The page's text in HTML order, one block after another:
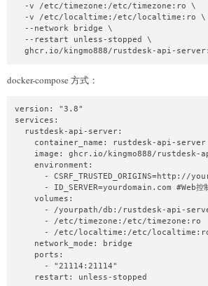
  -v /etc/timezone:/etc/timezone:ro \
  -v /etc/localtime:/etc/localtime:ro \
  --network bridge \
  --restart unless-stopped \
ghcr.io/kingmo888/rustdesk-api-
docker-compose 方式：
version: "3.8"
services:
  rustdesk-api-server:
    container_name: rustdesk-api-server
image: ghcr.io/kingmo888/rustdesk-
    environment:
- CSRF_TRUSTED_ORIGINS=http://
- ID_SERVER=yourdomain.com #Web控制
    volumes:
- /yourpath/db:/rustdesk-api-
      - /etc/timezone:/etc/timezone:ro
- /etc/localtime:/etc/
    network_mode: bridge
    ports:
      - "21114:21114"
    restart: unless-stopped